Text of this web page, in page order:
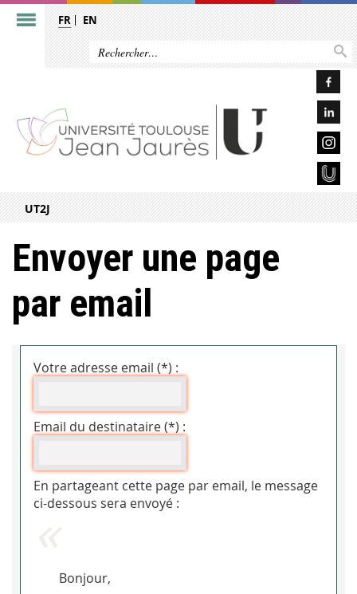
FR EN
UT2J
Envoyer une page
par email
Votre adresse email (*) :
Email du destinataire (*) :
En partageant cette page par email, le message
ci-dessous sera envoyé :
Bonjour,